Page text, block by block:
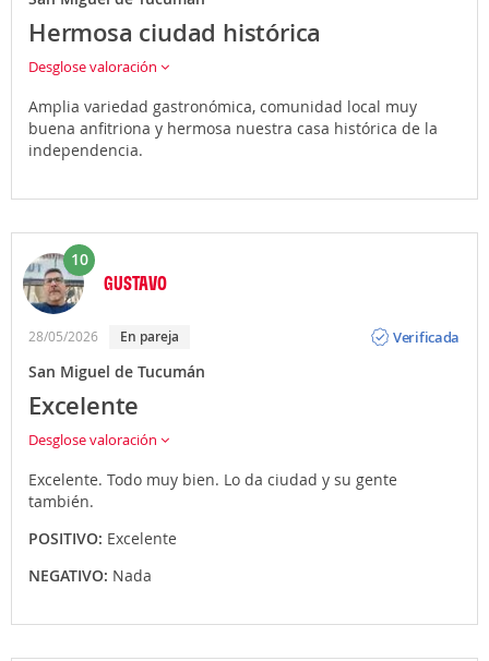
Hermosa ciudad histórica
Desglose valoración
Amplia variedad gastronómica, comunidad local muy
buena anfitriona y hermosa nuestra casa histórica de la
independencia.
10
GUSTAVO
28/05/2026 En pareja
Verificada
San Miguel de Tucumán
Excelente
Desglose valoración
Excelente. Todo muy bien. Lo da ciudad y su gente
también.
POSITIVO: Excelente
NEGATIVO: Nada